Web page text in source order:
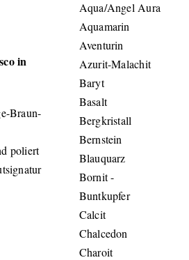
in
Braun-
poliert
Aqua/Angel Aura
Aquamarin
Aventurin
Azurit-Malachit
Baryt
Basalt
Bergkristall
Bernstein
Blauquarz
Bornit -
Buntkupfer
Calcit
Chalcedon
Charoit